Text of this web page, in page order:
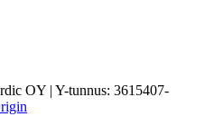
OY | Y-tunnus: 3615407-